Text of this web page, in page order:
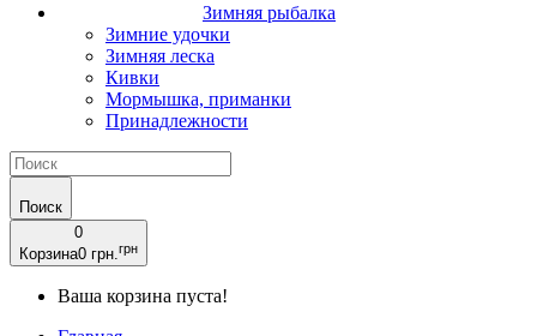
Зимняя рыбалка
Зимние удочки
Зимняя леска
Кивки
Мормышка, приманки
Принадлежности
Поиск
0
Корзина0 грн. грн
Ваша корзина пуста!